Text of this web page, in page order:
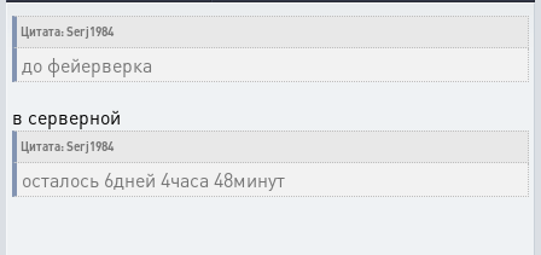
Цитата: Serj1984
до фейерверка
в серверной
Цитата: Serj1984
осталось 6дней 4часа 48минут